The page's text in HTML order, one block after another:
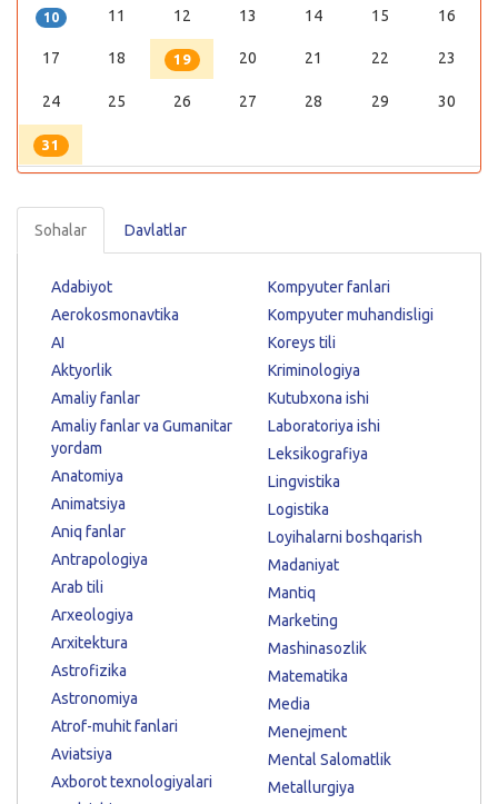
10 11 12 13 14 15 16
17 18 19 20 21 22 23
24 25 26 27 28 29 30
31
Sohalar Davlatlar
Adabiyot
Aerokosmonavtika
AI
Aktyorlik
Amaliy fanlar
Amaliy fanlar va Gumanitar
yordam
Anatomiya
Animatsiya
Aniq fanlar
Antrapologiya
Arab tili
Arxeologiya
Arxitektura
Astrofizika
Astronomiya
Atrof-muhit fanlari
Aviatsiya
Axborot texnologiyalari
Kompyuter fanlari
Kompyuter muhandisligi
Koreys tili
Kriminologiya
Kutubxona ishi
Laboratoriya ishi
Leksikografiya
Lingvistika
Logistika
Loyihalarni boshqarish
Madaniyat
Mantiq
Marketing
Mashinasozlik
Matematika
Media
Menejment
Mental Salomatlik
Metallurgiya